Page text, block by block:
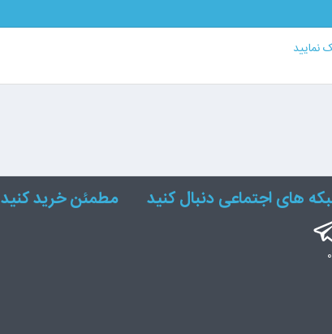
های اجتماعی دنبال کنید مطمئن خرید کنید